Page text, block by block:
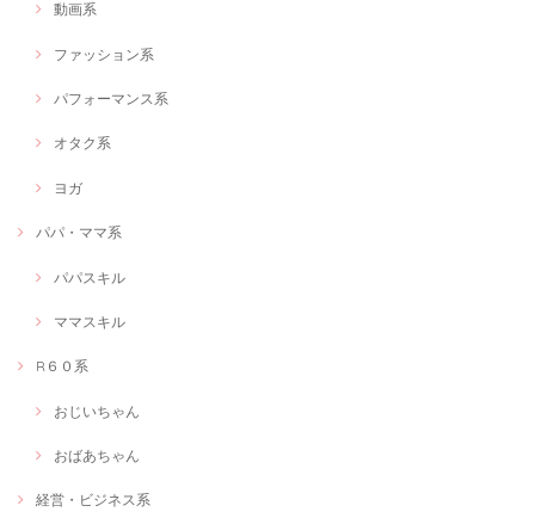
動画系
ファッション系
パフォーマンス系
オタク系
ヨガ
パパ・ママ系
パパスキル
ママスキル
R６０系
おじいちゃん
おばあちゃん
経営・ビジネス系